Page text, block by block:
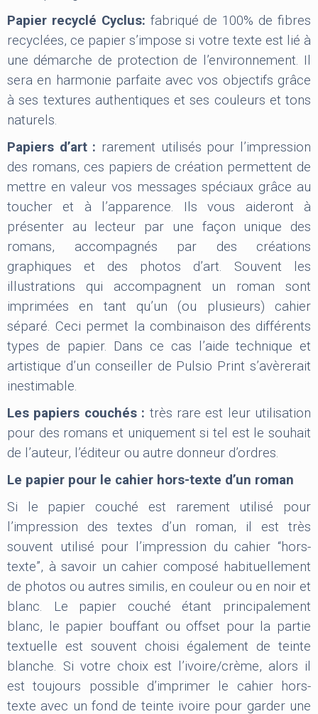
Papier recyclé Cyclus: fabriqué de 100% de fibres
recyclées, ce papier s’impose si votre texte est lié à
une démarche de protection de l’environnement. Il
sera en harmonie parfaite avec vos objectifs grâce
à ses textures authentiques et ses couleurs et tons
naturels.
Papiers d’art : rarement utilisés pour l’impression
des romans, ces papiers de création permettent de
mettre en valeur vos messages spéciaux grâce au
toucher et à l’apparence. Ils vous aideront à
présenter au lecteur par une façon unique des
romans, accompagnés par des créations
graphiques et des photos d’art. Souvent les
illustrations qui accompagnent un roman sont
imprimées en tant qu’un (ou plusieurs) cahier
séparé. Ceci permet la combinaison des différents
types de papier. Dans ce cas l’aide technique et
artistique d’un conseiller de Pulsio Print s’avèrerait
inestimable.
Les papiers couchés : très rare est leur utilisation
pour des romans et uniquement si tel est le souhait
de l’auteur, l’éditeur ou autre donneur d’ordres.
Le papier pour le cahier hors-texte d’un roman
Si le papier couché est rarement utilisé pour
l’impression des textes d’un roman, il est très
souvent utilisé pour l’impression du cahier “hors-
texte”, à savoir un cahier composé habituellement
de photos ou autres similis, en couleur ou en noir et
blanc. Le papier couché étant principalement
blanc, le papier bouffant ou offset pour la partie
textuelle est souvent choisi également de teinte
blanche. Si votre choix est l’ivoire/crème, alors il
est toujours possible d’imprimer le cahier hors-
texte avec un fond de teinte ivoire pour garder une